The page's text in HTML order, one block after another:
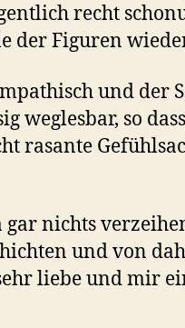
recht
der Figuren
und der
weglesbar, so
rasante
gar nichts
und von
liebe und mir